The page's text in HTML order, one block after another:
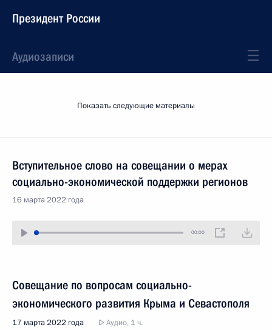
Президент России
Аудиозаписи
Показать следующие материалы
Вступительное слово на совещании о мерах
социально-экономической поддержки регионов
16 марта 2022 года
00:00
Совещание по вопросам социально-
экономического развития Крыма и Севастополя
17 марта 2022 года Аудио, 1 ч.